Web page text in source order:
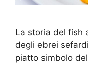
La storia del fish
degli ebrei
piatto simbolo